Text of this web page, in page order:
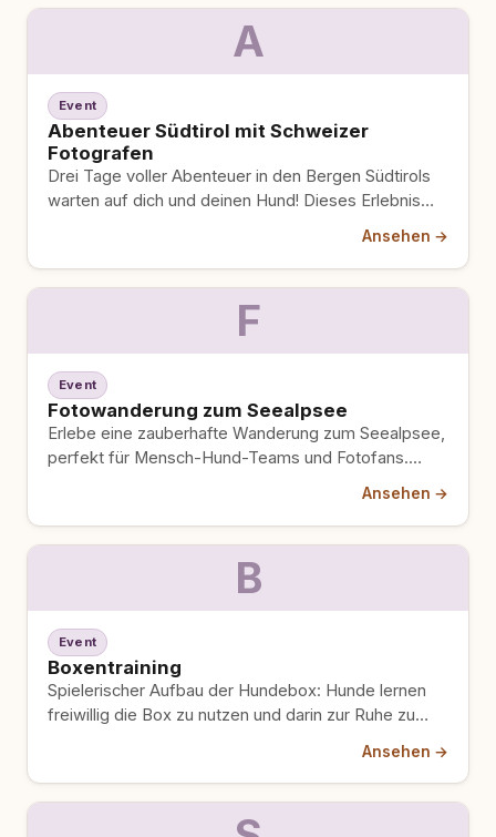
A
Event
Abenteuer Südtirol mit Schweizer
Fotografen
Drei Tage voller Abenteuer in den Bergen Südtirols
warten auf dich und deinen Hund! Dieses Erlebnis
Ansehen →
F
Event
Fotowanderung zum Seealpsee
Erlebe eine zauberhafte Wanderung zum Seealpsee,
perfekt für Mensch-Hund-Teams und Fotofans.
Gemeinsam startet ihr in den frühen Morgenstunden,
Ansehen →
B
Event
Boxentraining
Spielerischer Aufbau der Hundebox: Hunde lernen
freiwillig die Box zu nutzen und darin zur Ruhe zu
Ansehen →